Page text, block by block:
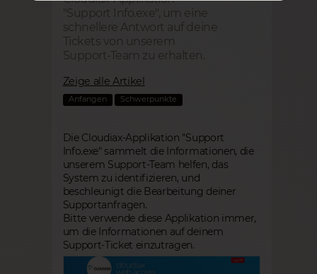
"Support Info.exe", um eine
schnellere Antwort auf deine
Tickets von unserem
Support-Team zu erhalten.
Zeige alle Artikel
Anfangen Schwerpunkte
Die Cloudiax-Applikation "Support
Info.exe" sammelt die Informationen, die
unserem Support-Team helfen, das
System zu identifizieren, und
beschleunigt die Bearbeitung deiner
Supportanfragen.
Bitte verwende diese Applikation immer,
um die Informationen auf deinem
Support-Ticket einzutragen.